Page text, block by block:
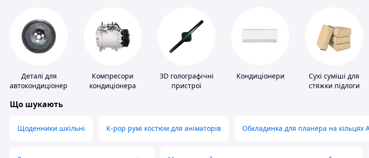
Деталі для
автокондиціонерів
Компресори
кондиціонера
3D голографічні
пристрої
Кондиціонери
Сухі суміші для
стяжки підлоги
Що шукають
Щоденники шкільні K-pop румі костюм для аніматорів Обкладинка для планера на кільцях